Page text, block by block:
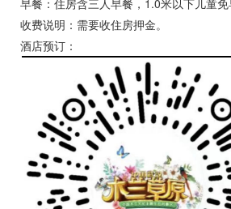
早餐：住房含三人早餐，1.0米以下儿
收费说明：需要收住房押金。
酒店预订：